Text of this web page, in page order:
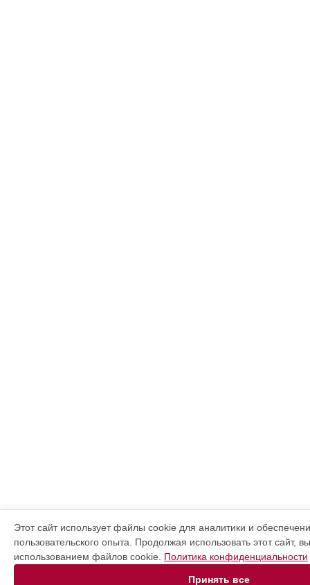
Этот сайт использует файлы cookie для аналитики и
пользовательского опыта. Продолжая использовать этот сайт,
использованием файлов cookie. Политика конфиденциальности
Принять все